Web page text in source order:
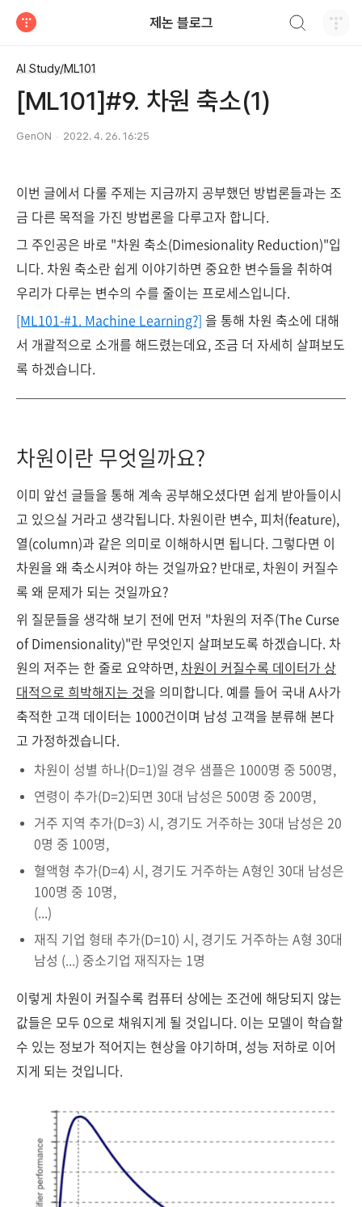
제논 블로그
AI Study/ML101
[ML101]#9. 차원 축소(1)
GenON 2022. 4. 26. 16:25
이번 글에서 다룰 주제는 지금까지 공부했던 방법론들과는 조
금 다른 목적을 가진 방법론을 다루고자 합니다.
그 주인공은 바로 "차원 축소(Dimesionality Reduction)"입
니다. 차원 축소란 쉽게 이야기하면 중요한 변수들을 취하여
우리가 다루는 변수의 수를 줄이는 프로세스입니다.
[ML101-#1. Machine Learning?] 을 통해 차원 축소에 대해
서 개괄적으로 소개를 해드렸는데요, 조금 더 자세히 살펴보도
록 하겠습니다.
차원이란 무엇일까요?
이미 앞선 글들을 통해 계속 공부해오셨다면 쉽게 받아들이시
고 있으실 거라고 생각됩니다. 차원이란 변수, 피처(feature),
열(column)과 같은 의미로 이해하시면 됩니다. 그렇다면 이
차원을 왜 축소시켜야 하는 것일까요? 반대로, 차원이 커질수
록 왜 문제가 되는 것일까요?
위 질문들을 생각해 보기 전에 먼저 "차원의 저주(The Curse
of Dimensionality)"란 무엇인지 살펴보도록 하겠습니다. 차
원의 저주는 한 줄로 요약하면, 차원이 커질수록 데이터가 상
대적으로 희박해지는 것을 의미합니다. 예를 들어 국내 A사가
축적한 고객 데이터는 1000건이며 남성 고객을 분류해 본다
고 가정하겠습니다.
차원이 성별 하나(D=1)일 경우 샘플은 1000명 중 500명,
연령이 추가(D=2)되면 30대 남성은 500명 중 200명,
거주 지역 추가(D=3) 시, 경기도 거주하는 30대 남성은 20
0명 중 100명,
혈액형 추가(D=4) 시, 경기도 거주하는 A형인 30대 남성은
100명 중 10명,
(...)
재직 기업 형태 추가(D=10) 시, 경기도 거주하는 A형 30대
남성 (...) 중소기업 재직자는 1명
이렇게 차원이 커질수록 컴퓨터 상에는 조건에 해당되지 않는
값들은 모두 0으로 채워지게 될 것입니다. 이는 모델이 학습할
수 있는 정보가 적어지는 현상을 야기하며, 성능 저하로 이어
지게 되는 것입니다.